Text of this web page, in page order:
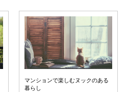
マンションで楽しむヌックのある
暮らし